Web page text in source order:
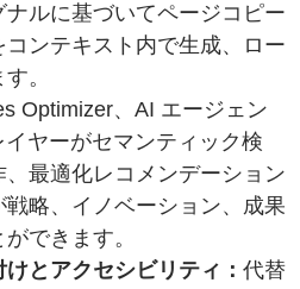
ルに基づいてページコピー
コンテキスト内で生成、ロー
。
Optimizer、AI エージェン
イヤーがセマンティック検
最適化レコメンデーション
略、イノベーション、成果
できます。
とアクセシビリティ： 代替